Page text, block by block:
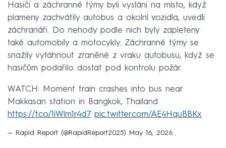
Hasiči a záchranné týmy byli vysláni na místo, když
plameny zachvátily autobus a okolní vozidla, uvedli
záchranáři. Do nehody podle nich byly zapleteny
také automobily a motocykly. Záchranné týmy se
snažily vytáhnout zraněné z vraku autobusu, když se
hasičům podařilo dostat pod kontrolu požár.
WATCH: Moment train crashes into bus near
Makkasan station in Bangkok, Thailand
https://t.co/1iWlm1r4d7 pic.twitter.com/AE4HquBBKx
— Rapid Report (@RapidReport2025) May 16, 2026